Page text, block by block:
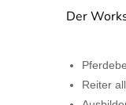
Der
Reiter